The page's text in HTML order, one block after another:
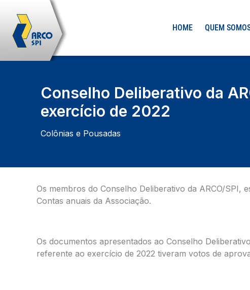
para
conteúdo
HOME QUEM
Conselho Deliberativo da
exercício de 2022
Colônias e Pousadas
Os membros do Conselho Deliberativo da ARCO/SPI,
Contas anuais da Associação.
Os documentos apresentados ao Conselho
referente ao exercício de 2022 tiveram votos de